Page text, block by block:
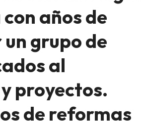
años de
grupo de
al
proyectos.
de reformas